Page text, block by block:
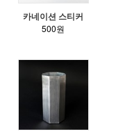
카네이션 스티커
500원